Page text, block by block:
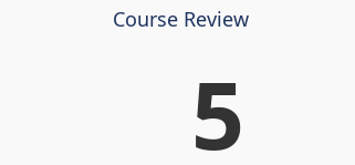
Course Review
5